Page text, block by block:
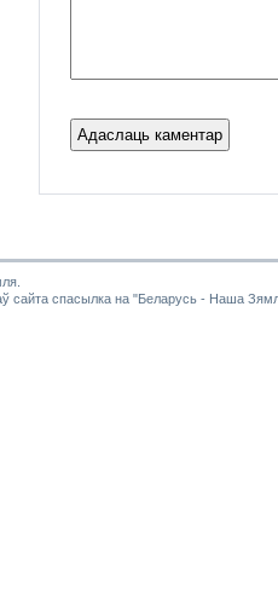
сайта спасылка на "Беларусь - Наша